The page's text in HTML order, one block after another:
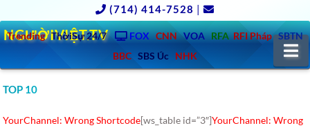
(714) 414-7528 |
Trending ThờiSự 24/7 FOX CNN VOA RFA RFI Pháp SBTN
BBC SBS Úc NHK
NGƯỜIVIỆT.TV
TOP 10
YourChannel: Wrong Shortcode[ws_table id=”3″]YourChannel: Wrong